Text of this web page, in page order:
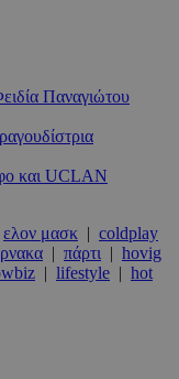
Παναγιώτου
και UCLAN
ελον μασκ | coldplay
| πάρτι | hovig
| lifestyle | hot